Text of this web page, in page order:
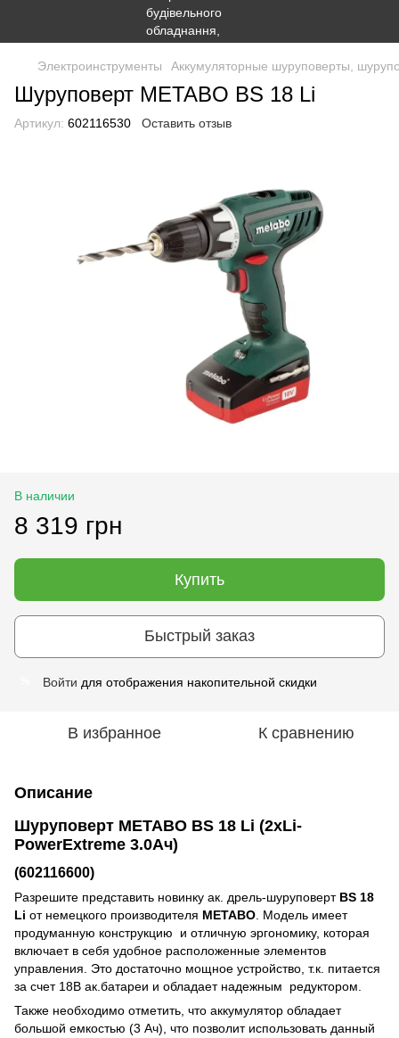
Электроинструменты Аккумуляторные шуруповерты,
Шуруповерт METABO BS 18 Li
Артикул: 602116530 Оставить отзыв
В наличии
8 319 грн
Купить
Быстрый заказ
Войти для отображения накопительной скидки
В избранное К сравнению
Описание
Шуруповерт METABO BS 18 Li (2xLi-
PowerExtreme 3.0Ач)
(602116600)
Разрешите представить новинку ак. дрель-шуруповерт BS 18
Li от немецкого производителя METABO. Модель имеет
продуманную конструкцию и отличную эргономику, которая
включает в себя удобное расположенные элементов
управления. Это достаточно мощное устройство, т.к. питается
за счет 18В ак.батареи и обладает надежным редуктором.
Также необходимо отметить, что аккумулятор обладает
большой емкостью (3 Ач), что позволит использовать данный